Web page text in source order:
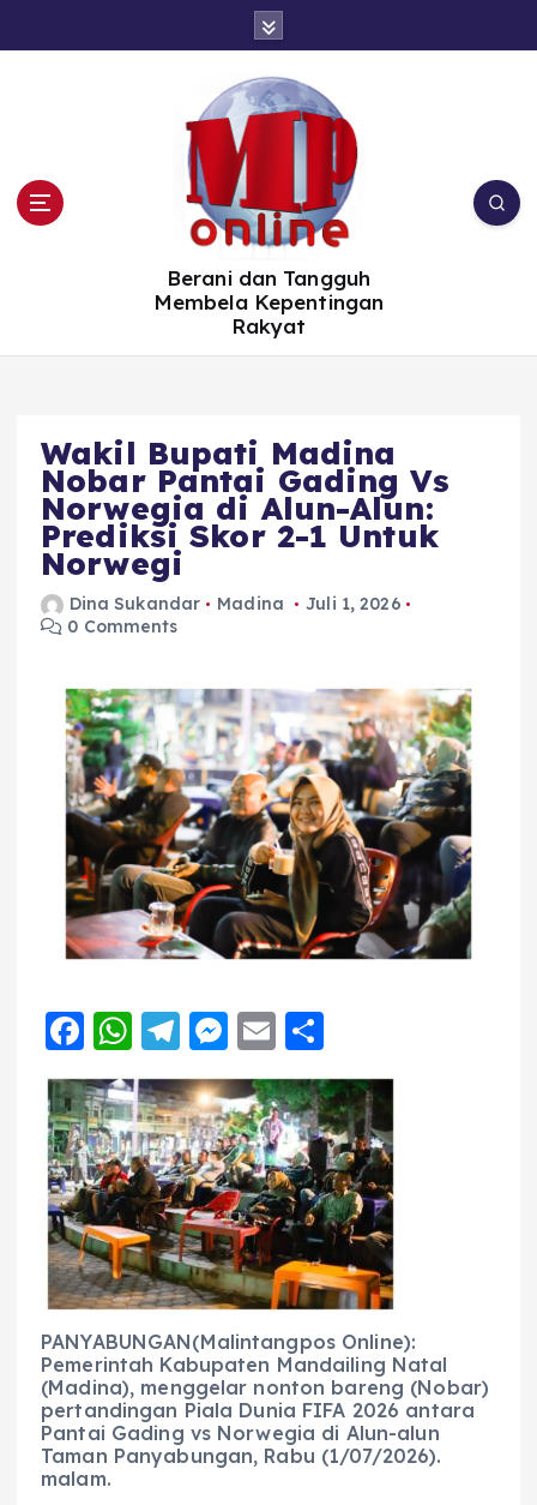
Berani dan Tangguh
Membela Kepentingan
Rakyat
Wakil Bupati Madina
Nobar Pantai Gading Vs
Norwegia di Alun-Alun:
Prediksi Skor 2-1 Untuk
Norwegi
Dina Sukandar Madina
Juli 1, 2026
0 Comments
F
a
c
e
b
o
o
k
W
h
a
ts
A
p
p
T
el
e
g
r
a
m
M
e
ss
e
n
g
er
E
m
ai
l
h
a
re
PANYABUNGAN(Malintangpos Online):
Pemerintah Kabupaten Mandailing Natal
(Madina), menggelar nonton bareng (Nobar)
pertandingan Piala Dunia FIFA 2026 antara
Pantai Gading vs Norwegia di Alun-alun
Taman Panyabungan, Rabu (1/07/2026).
malam.